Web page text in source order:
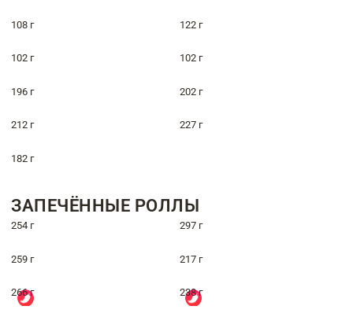
108 г 122 г
102 г 102 г
196 г 202 г
212 г 227 г
182 г
ЗАПЕЧЁННЫЕ РОЛЛЫ
254 г 297 г
259 г 217 г
266 г 238 г